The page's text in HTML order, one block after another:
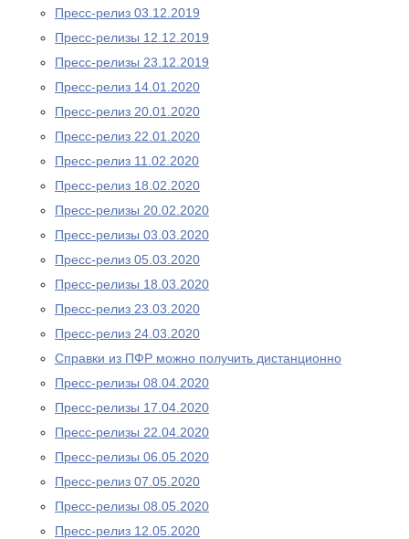
Пресс-релиз 03.12.2019
Пресс-релизы 12.12.2019
Пресс-релизы 23.12.2019
Пресс-релиз 14.01.2020
Пресс-релиз 20.01.2020
Пресс-релиз 22.01.2020
Пресс-релиз 11.02.2020
Пресс-релиз 18.02.2020
Пресс-релизы 20.02.2020
Пресс-релизы 03.03.2020
Пресс-релиз 05.03.2020
Пресс-релизы 18.03.2020
Пресс-релиз 23.03.2020
Пресс-релиз 24.03.2020
Справки из ПФР можно получить дистанционно
Пресс-релизы 08.04.2020
Пресс-релизы 17.04.2020
Пресс-релизы 22.04.2020
Пресс-релизы 06.05.2020
Пресс-релиз 07.05.2020
Пресс-релизы 08.05.2020
Пресс-релиз 12.05.2020